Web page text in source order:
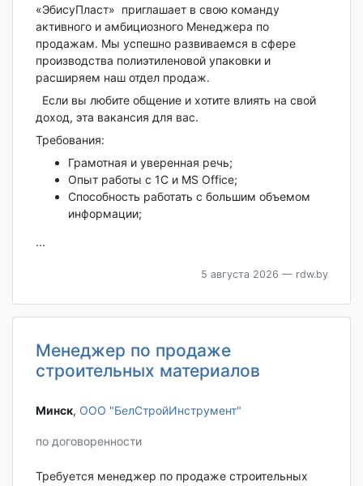
«ЭбисуПласт» приглашает в свою команду
активного и амбициозного Менеджера по
продажам. Мы успешно развиваемся в сфере
производства полиэтиленовой упаковки и
расширяем наш отдел продаж.
Если вы любите общение и хотите влиять на свой
доход, эта вакансия для вас.
Требования:
Грамотная и уверенная речь;
Опыт работы с 1С и MS Office;
Способность работать с большим объемом
информации;
...
5 августа 2026 — rdw.by
Менеджер по продаже
строительных материалов
Минск‎, ООО "БелСтройИнструмент"
по договоренности
Требуется менеджер по продаже строительных